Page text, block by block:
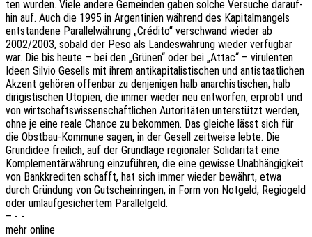
ten wurden. Viele andere Gemein­den gaben solche Versu­che darauf­
hin auf. Auch die 1995 in Argen­ti­ni­en während des Kapi­tal­man­gels
entstan­de­ne Paral­lel­wäh­rung „Crédi­to“ verschwand wieder ab
2002/2003, sobald der Peso als Landes­wäh­rung wieder verfüg­bar
war. Die bis heute – bei den „Grünen“ oder bei „Attac“ – viru­len­ten
Ideen Silvio Gesells mit ihrem anti­ka­pi­ta­lis­ti­schen und anti­staat­li­chen
Akzent gehö­ren offen­bar zu denje­ni­gen halb anar­chis­ti­schen, halb
diri­gis­ti­schen Utopien, die immer wieder neu entwor­fen, erprobt und
von wirt­schafts­wis­sen­schaft­li­chen Auto­ri­tä­ten unter­stützt werden,
ohne je eine reale Chance zu bekom­men. Das glei­che lässt sich für
die Obst­bau-Kommu­ne sagen, in der Gesell zeit­wei­se lebte. Die
Grund­idee frei­lich, auf der Grund­la­ge regio­na­ler Soli­da­ri­tät eine
Komple­men­tär­wäh­rung einzu­füh­ren, die eine gewis­se Unab­hän­gig­keit
von Bank­kre­di­ten schafft, hat sich immer wieder bewährt, etwa
durch Grün­dung von Gutschein­rin­gen, in Form von Notgeld, Regio­geld
oder umlauf­ge­si­cher­tem Parallelgeld.
– - -
mehr online